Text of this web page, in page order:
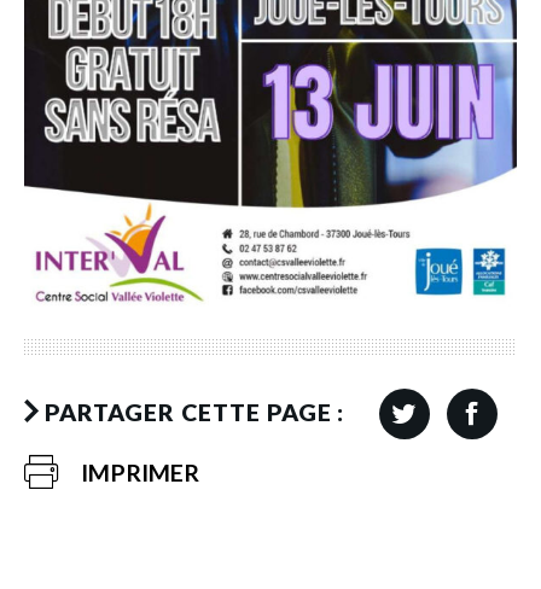
PARTAGER CETTE PAGE :
IMPRIMER